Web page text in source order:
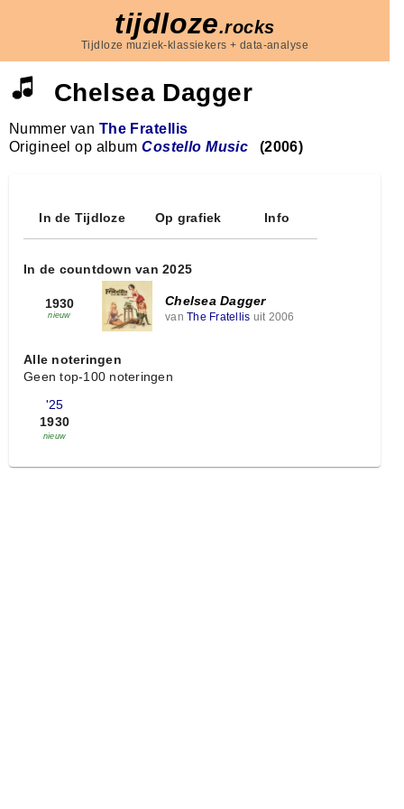
tijdloze.rocks
Tijdloze muziek-klassiekers + data-analyse
Chelsea Dagger
Nummer van The Fratellis
Origineel op albumCostello Music (2006)
In de Tijdloze Op grafiek Info
In de countdown van 2025
1930
nieuw
Chelsea Dagger
van The Fratellis uit 2006
Alle noteringen
Geen top-100 noteringen
'25
1930
nieuw